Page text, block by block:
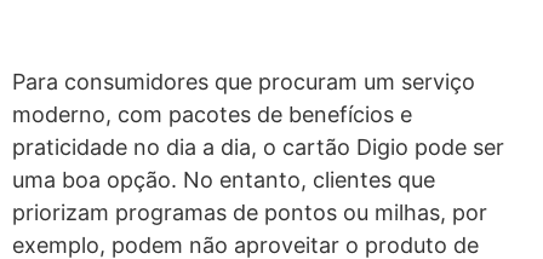
Para consumidores que procuram um serviço
moderno, com pacotes de benefícios e
praticidade no dia a dia, o cartão Digio pode ser
uma boa opção. No entanto, clientes que
priorizam programas de pontos ou milhas, por
exemplo, podem não aproveitar o produto de